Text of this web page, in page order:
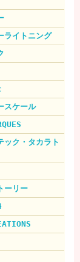
ライトニング
スケール
ック・タカラト
ーリー